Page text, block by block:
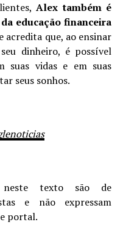
Alex também é
educação financeira
acredita que, ao ensinar
dinheiro, é possível
suas vidas e em suas
seus sonhos.
neste texto são de
e não expressam
portal.